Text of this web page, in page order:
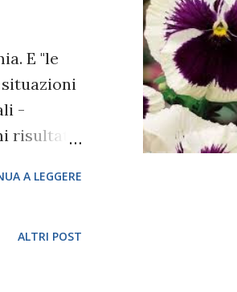
E "le
-
risultati
A LEGGERE
ALTRI POST